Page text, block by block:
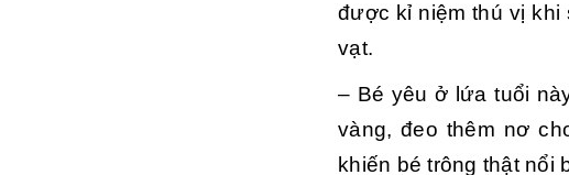
được kỉ niệm thú vị khi
vạt.
– Bé yêu ở lứa tuổi
vàng, đeo thêm nơ
khiến bé trông thật nổi